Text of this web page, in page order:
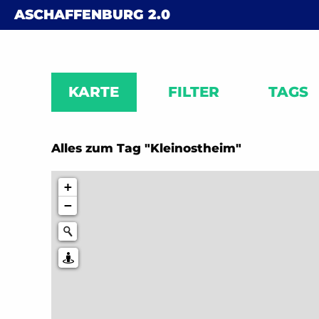
Skip to content
ASCHAFFENBURG 2.0
KARTE FILTER TAGS
Alles zum Tag "Kleinostheim"
+
−